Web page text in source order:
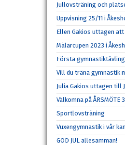
Jullovsträning och
Uppvisning 25/11 i
Ellen Gakios uttagen
Mälarcupen 2023 i
Första
Vill du träna gymnastik
Julia Gakios uttagen till
Välkomna på ÅRSMÖTE
Sportlovsträning
Vuxengymnastik i vår
GOD JUL allesamman!